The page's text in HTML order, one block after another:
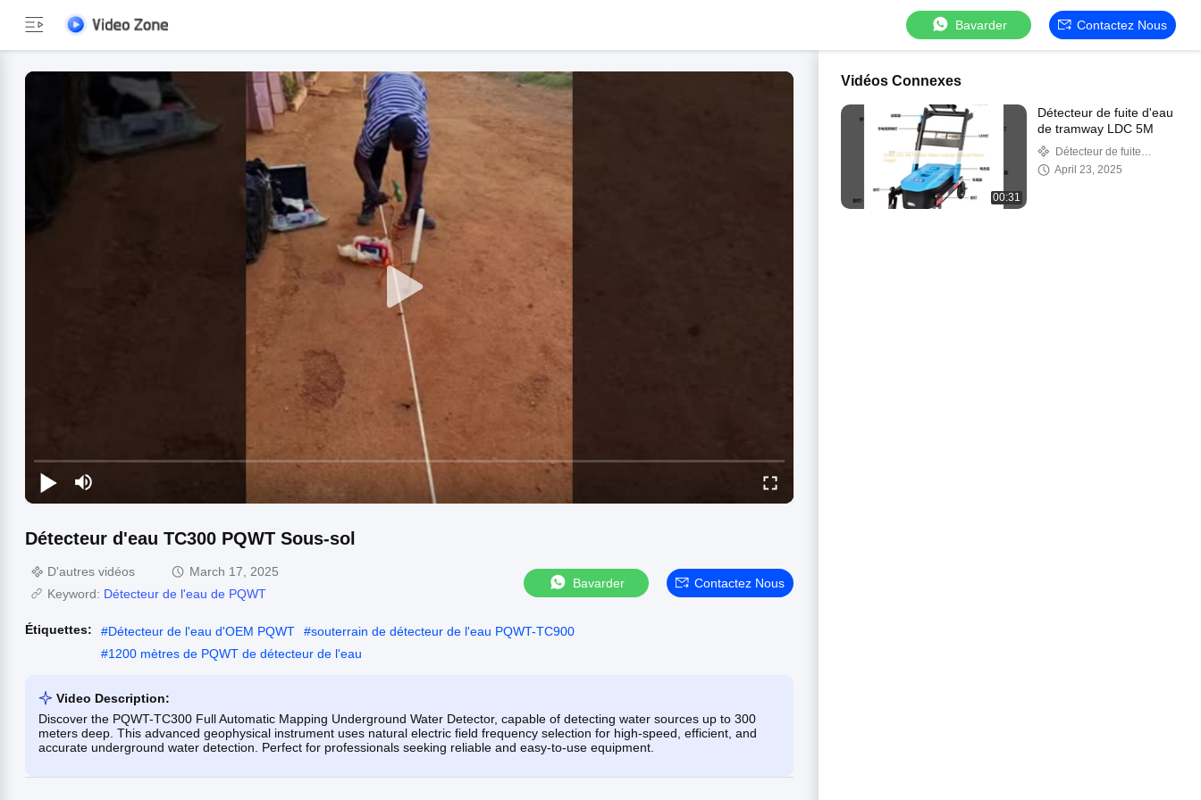
Bavarder Contactez Nous
Détecteur d'eau TC300 PQWT Sous-sol
D'autres vidéos
March 17, 2025
Keyword: Détecteur de l'eau de PQWT
Bavarder Contactez Nous
Étiquettes: #Détecteur de l'eau d'OEM PQWT #souterrain de détecteur de l'eau PQWT-TC900
#1200 mètres de PQWT de détecteur de l'eau
Video Description:
Discover the PQWT-TC300 Full Automatic Mapping Underground Water Detector, capable of detecting water sources up to 300
meters deep. This advanced geophysical instrument uses natural electric field frequency selection for high-speed, efficient, and
accurate underground water detection. Perfect for professionals seeking reliable and easy-to-use equipment.
Vidéos Connexes
00:31
Détecteur de fuite d'eau
de tramway LDC 5M
Détecteur de fuite
ultrasonique de conduite
April 23, 2025